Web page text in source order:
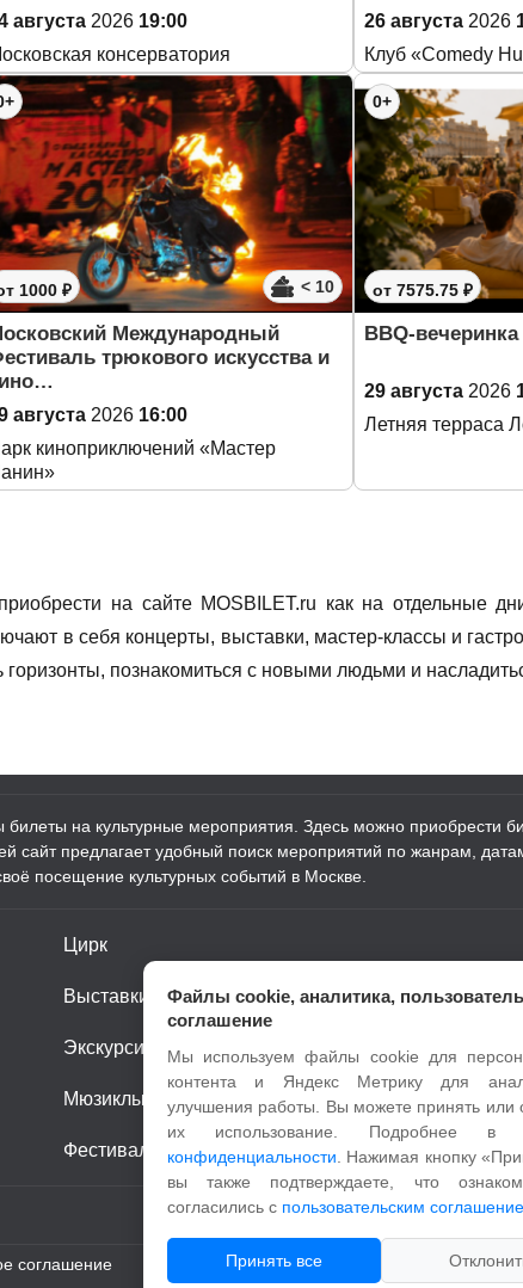
августа 2026 19:00
консерватория
26 августа 2026
Клуб «Comedy
1000 ₽ < 10
Международный
трюкового искусства и
августа 2026 16:00
киноприключений «Мастер
0+
от 7575.75 ₽
BBQ-вечеринка
29 августа 2026
Летняя терраса
на сайте MOSBILET.ru как на отдельные
в себя концерты, выставки, мастер-классы и
познакомиться с новыми людьми и
на культурные мероприятия. Здесь можно приобрести
сайт предлагает удобный поиск мероприятий по жанрам,
посещение культурных событий в Москве.
Цирк
Выставки
Экскурсии
Мюзиклы
Фестивали
соглашение
Файлы cookie, аналитика,
соглашение
Мы используем файлы cookie для
контента и Яндекс Метрику для
улучшения работы. Вы можете принять или
их использование. Подробнее в
конфиденциальности . Нажимая кнопку
вы также подтверждаете, что
согласились с пользовательским
Принять все